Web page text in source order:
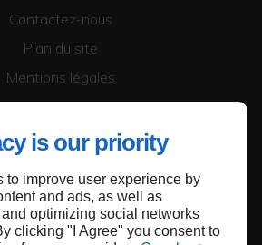
is our priority
to improve user experience by
and ads, as well as
optimizing social networks
clicking "I Agree" you consent to
Contactez-nous
Plan du site
Mentions légales
Haut de page